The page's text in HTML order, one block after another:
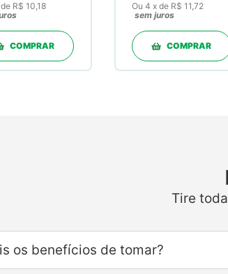
de R$ 10,18
COMPRAR
Ou4 x de R$ 11,72
sem juros
COMPRAR
Tire
os benefícios de tomar?